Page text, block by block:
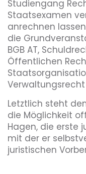
Studiengang
Staatsexamen
anrechnen
die
BGB AT,
Öffentlichen
Letztlich steht
die Möglichkeit
Hagen, die erste
mit der er
juristischen